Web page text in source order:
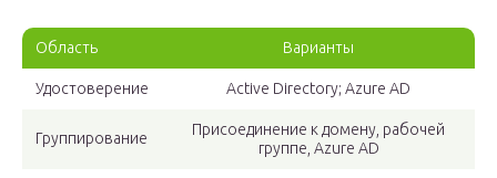
Область Варианты
Удостоверение Active Directory; Azure AD
Группирование
Присоединение к домену, рабочей
группе, Azure AD